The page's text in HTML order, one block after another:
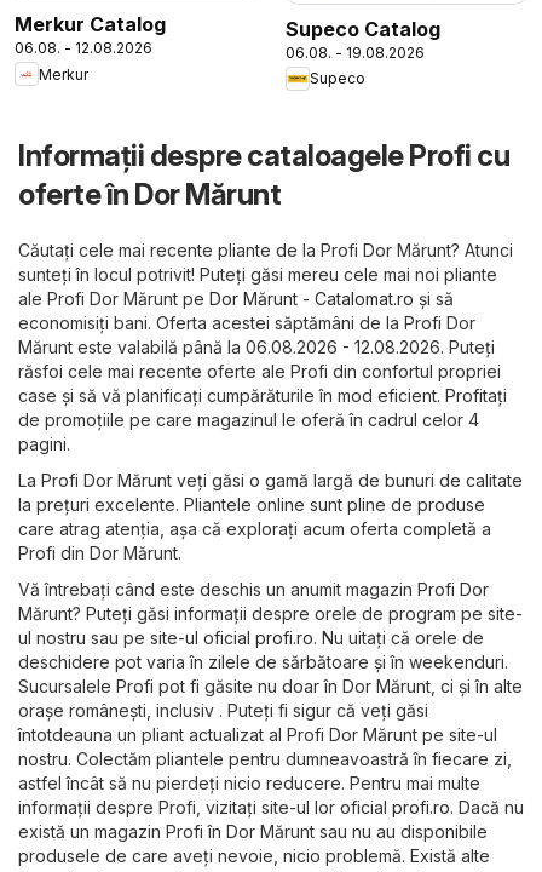
Merkur Catalog
06.08. - 12.08.2026
Merkur
Supeco Catalog
06.08. - 19.08.2026
Supeco
Informații despre cataloagele Profi cu
oferte în Dor Mărunt
Căutați cele mai recente pliante de la Profi Dor Mărunt? Atunci
sunteți în locul potrivit! Puteți găsi mereu cele mai noi pliante
ale Profi Dor Mărunt pe Dor Mărunt - Catalomat.ro și să
economisiți bani. Oferta acestei săptămâni de la Profi Dor
Mărunt este valabilă până la 06.08.2026 - 12.08.2026. Puteți
răsfoi cele mai recente oferte ale Profi din confortul propriei
case și să vă planificați cumpărăturile în mod eficient. Profitați
de promoțiile pe care magazinul le oferă în cadrul celor 4
pagini.
La Profi Dor Mărunt veți găsi o gamă largă de bunuri de calitate
la prețuri excelente. Pliantele online sunt pline de produse
care atrag atenția, așa că explorați acum oferta completă a
Profi din Dor Mărunt.
Vă întrebați când este deschis un anumit magazin Profi Dor
Mărunt? Puteți găsi informații despre orele de program pe site-
ul nostru sau pe site-ul oficial profi.ro. Nu uitați că orele de
deschidere pot varia în zilele de sărbătoare și în weekenduri.
Sucursalele Profi pot fi găsite nu doar în Dor Mărunt, ci și în alte
orașe românești, inclusiv . Puteți fi sigur că veți găsi
întotdeauna un pliant actualizat al Profi Dor Mărunt pe site-ul
nostru. Colectăm pliantele pentru dumneavoastră în fiecare zi,
astfel încât să nu pierdeți nicio reducere. Pentru mai multe
informații despre Profi, vizitați site-ul lor oficial profi.ro. Dacă nu
există un magazin Profi în Dor Mărunt sau nu au disponibile
produsele de care aveți nevoie, nicio problemă. Există alte